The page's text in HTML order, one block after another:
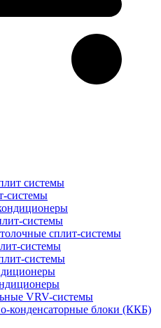
системы
системы
системы
сплит-системы
системы
системы
VRV-системы
конденсаторные блоки (ККБ)